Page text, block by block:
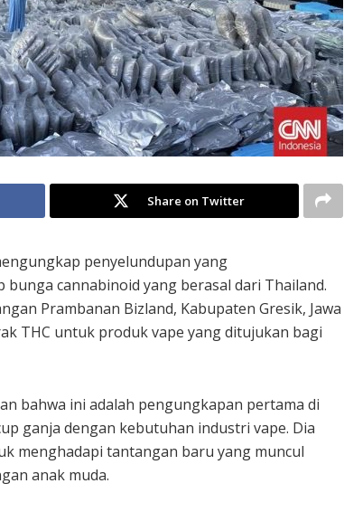
Share on Twitter
penyelundupan yang
cannabinoid yang berasal dari Thailand.
Prambanan Bizland, Kabupaten Gresik, Jawa
THC untuk produk vape yang ditujukan bagi
bahwa ini adalah pengungkapan pertama di
ganja dengan kebutuhan industri vape. Dia
menghadapi tantangan baru yang muncul
anak muda.